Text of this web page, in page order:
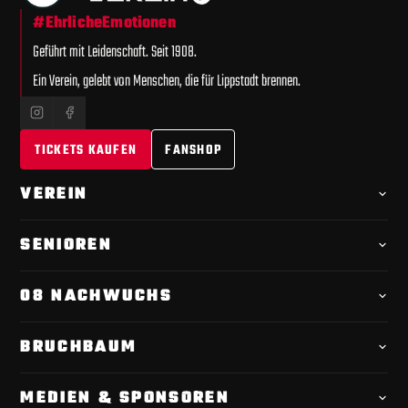
#EhrlicheEmotionen
Geführt mit Leidenschaft. Seit 1908.
Ein Verein, gelebt von Menschen, die für Lippstadt brennen.
TICKETS KAUFEN FANSHOP
VEREIN
Offizielle
Chronik
Geschäftsstelle
Satzung & Mitgliedschaft
SENIOREN
1. Mannschaft · Kader
Spielplan
08 NACHWUCHS
Übersicht
Verantwortliche
BRUCHBAUM
Tickets & Einlass
Anfahrt & Parken
MEDIEN & SPONSOREN